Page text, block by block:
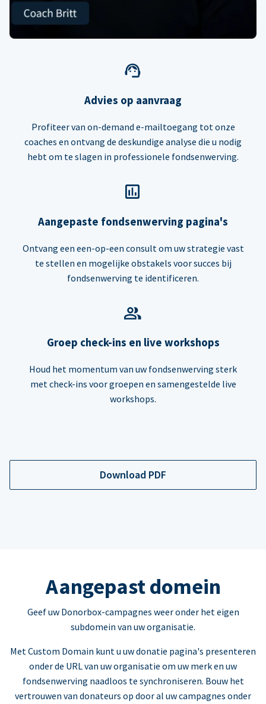
Advies op aanvraag
Profiteer van on-demand e-mailtoegang tot onze
coaches en ontvang de deskundige analyse die u nodig
hebt om te slagen in professionele fondsenwerving.
Aangepaste fondsenwerving pagina's
Ontvang een een-op-een consult om uw strategie vast
te stellen en mogelijke obstakels voor succes bij
fondsenwerving te identificeren.
Groep check-ins en live workshops
Houd het momentum van uw fondsenwerving sterk
met check-ins voor groepen en samengestelde live
workshops.
Download PDF
Aangepast domein
Geef uw Donorbox-campagnes weer onder het eigen
subdomein van uw organisatie.
Met Custom Domain kunt u uw donatie pagina's presenteren
onder de URL van uw organisatie om uw merk en uw
fondsenwerving naadloos te synchroniseren. Bouw het
vertrouwen van donateurs op door al uw campagnes onder